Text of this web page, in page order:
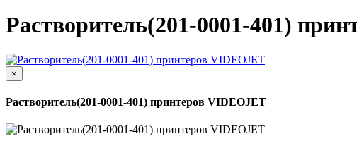
Растворитель(201-0001-401)
×
Растворитель(201-0001-401) принтеров VIDEOJET